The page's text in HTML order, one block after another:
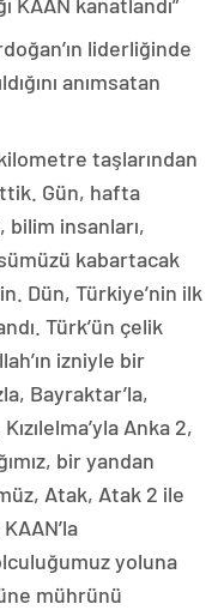
liderliğinde
anımsatan
taşlarından
Gün, hafta
insanları,
kabartacak
Dün, Türkiye’nin ilk
Türk’ün çelik
izniyle bir
Bayraktar’la,
Anka 2,
bir yandan
Atak, Atak 2 ile
yoluna
mührünü